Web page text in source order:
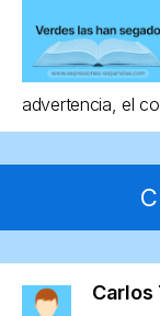
advertencia, el
Carlos